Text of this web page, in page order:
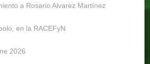
a Rosario Alvarez Martínez
en la RACEFyN
2026